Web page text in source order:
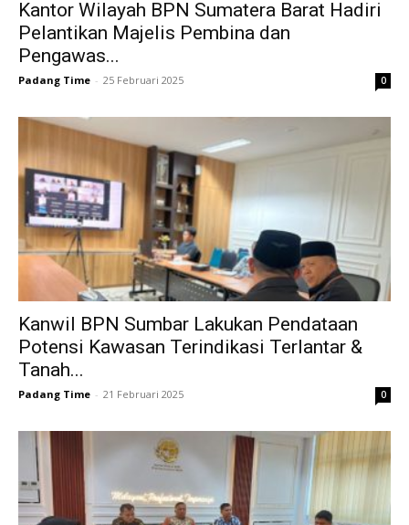
Kantor Wilayah BPN Sumatera Barat Hadiri
Pelantikan Majelis Pembina dan
Pengawas...
Padang Time - 25 Februari 2025 0
Kanwil BPN Sumbar Lakukan Pendataan
Potensi Kawasan Terindikasi Terlantar &
Tanah...
Padang Time - 21 Februari 2025 0